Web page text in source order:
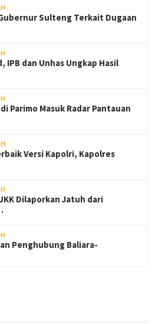
Sulteng Terkait Dugaan
IPB dan Unhas Ungkap Hasil
Parimo Masuk Radar Pantauan
Versi Kapolri, Kapolres
Dilaporkan Jatuh dari
Penghubung Baliara-